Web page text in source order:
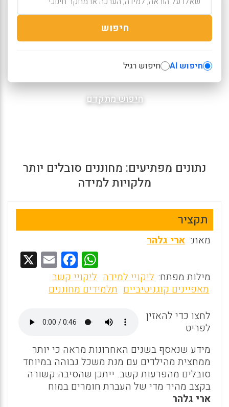
חיפוש
חיפוש AI חיפוש רגיל
חיפוש מתקדם
נתונים מפתיעים: מחוננים סובלים יותר
מלקויות למידה
תקציר
מאת: ארי גלהר
W
h
at
A
p
p
F
a
ce
o
o
k
E
m מילות מפתח: ליקויי למידה ליקויי קשב
מאפיינים קוגניטיביים תלמידים מחוננים
לחצו כדי להאזין
לפריט
מידע שנאסף בשנים האחרונות מראה כי יותר
ממחצית מהילדים עם מנת משכל גבוהה במיוחד
סובלים מהפרעות קשב. ייתכן שהסיבה קשורה
בקצב מהיר מדי של העברת חומרים במוח
ארי גלהר